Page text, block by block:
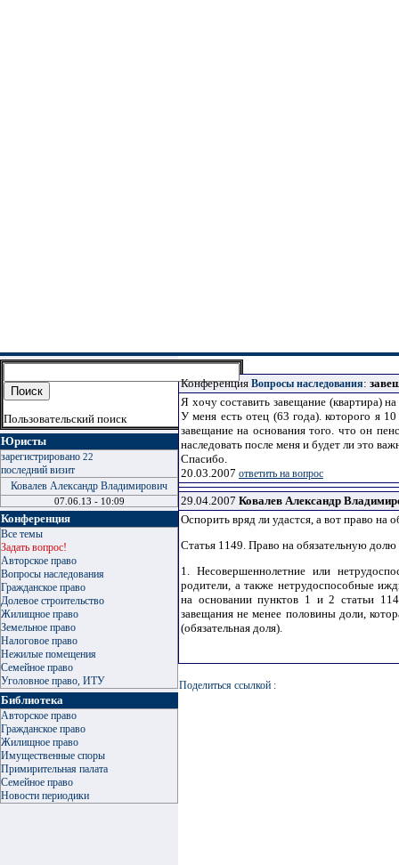
Пользовательский поиск
Юристы
зарегистрировано 22
последний визит
Ковалев Александр Владимирович
07.06.13 - 10:09
Конференция
Все темы
Задать вопрос!
Авторское право
Вопросы наследования
Гражданское право
Долевое строительство
Жилищное право
Земельное право
Налоговое право
Нежилые помещения
Семейное право
Уголовное право, ИТУ
Библиотека
Авторское право
Гражданское право
Жилищное право
Имущественные споры
Примирительная палата
Семейное право
Новости периодики
Конференция Вопросы наследования:
Я хочу составить завещание (квартира)
У меня есть отец (63 года). которого я
завещание на основания того. что он
наследовать после меня и будет ли это
Спасибо.
20.03.2007 ответить на вопрос
29.04.2007 Ковалев Александр
Оспорить вряд ли удастся, а вот право
Статья 1149. Право на обязательную долю
1. Несовершеннолетние или
родители, а также нетрудоспособные
на основании пунктов 1 и 2 статьи
завещания не менее половины доли,
(обязательная доля).
Поделиться ссылкой :